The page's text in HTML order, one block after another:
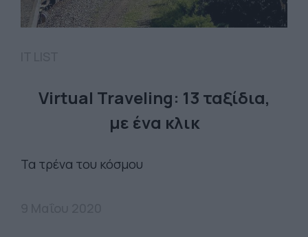
Virtual Traveling: 13 ταξίδια,
με ένα κλικ
Τα τρένα του κόσμου